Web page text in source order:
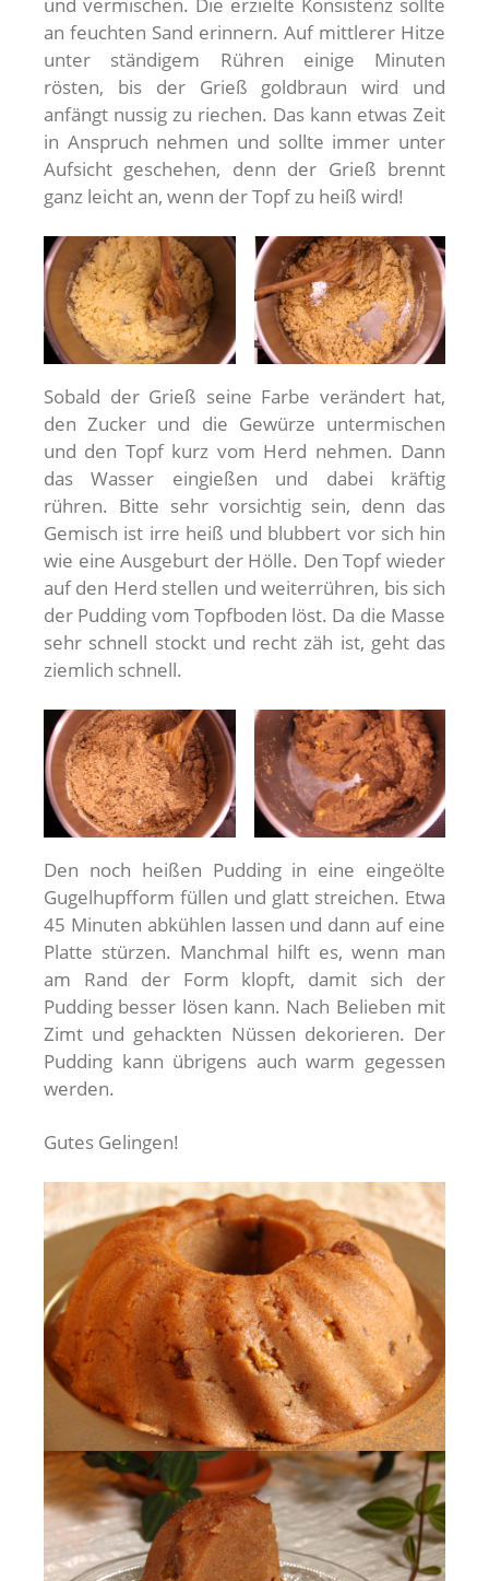
an feuchten Sand erinnern. Auf mittlerer Hitze
unter ständigem Rühren einige Minuten
rösten, bis der Grieß goldbraun wird und
anfängt nussig zu riechen. Das kann etwas Zeit
in Anspruch nehmen und sollte immer unter
Aufsicht geschehen, denn der Grieß brennt
ganz leicht an, wenn der Topf zu heiß wird!
Sobald der Grieß seine Farbe verändert hat,
den Zucker und die Gewürze untermischen
und den Topf kurz vom Herd nehmen. Dann
das Wasser eingießen und dabei kräftig
rühren. Bitte sehr vorsichtig sein, denn das
Gemisch ist irre heiß und blubbert vor sich hin
wie eine Ausgeburt der Hölle. Den Topf wieder
auf den Herd stellen und weiterrühren, bis sich
der Pudding vom Topfboden löst. Da die Masse
sehr schnell stockt und recht zäh ist, geht das
ziemlich schnell.
Den noch heißen Pudding in eine eingeölte
Gugelhupfform füllen und glatt streichen. Etwa
45 Minuten abkühlen lassen und dann auf eine
Platte stürzen. Manchmal hilft es, wenn man
am Rand der Form klopft, damit sich der
Pudding besser lösen kann. Nach Belieben mit
Zimt und gehackten Nüssen dekorieren. Der
Pudding kann übrigens auch warm gegessen
werden.
Gutes Gelingen!